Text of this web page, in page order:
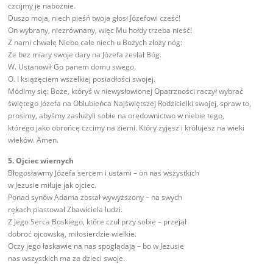
czcijmy je nabożnie.
Duszo moja, niech pieśń twoja głosi Józefowi cześć!
On wybrany, niezrównany, więc Mu hołdy trzeba nieść!
Z nami chwałę Niebo całe niech u Bożych złoży nóg:
Że bez miary swoje dary na Józefa zesłał Bóg.
W. Ustanowił Go panem domu swego.
O. I książęciem wszelkiej posiadłości swojej.
Módlmy się: Boże, któryś w niewysłowionej Opatrzności raczył wybrać
świętego Józefa na Oblubieńca Najświętszej Rodzicielki swojej, spraw to,
prosimy, abyśmy zasłużyli sobie na orędownictwo w niebie tego,
którego jako obrońcę czcimy na ziemi. Który żyjesz i królujesz na wieki
wieków. Amen.
5. Ojciec wiernych
Błogosławmy Józefa sercem i ustami – on nas wszystkich
w Jezusie miłuje jak ojciec.
Ponad synów Adama został wywyższony – na swych
rękach piastował Zbawiciela ludzi.
Z Jego Serca Boskiego, które czuł przy sobie – przejął
dobroć ojcowską, miłosierdzie wielkie.
Oczy jego łaskawie na nas spoglądają – bo w Jezusie
nas wszystkich ma za dzieci swoje.